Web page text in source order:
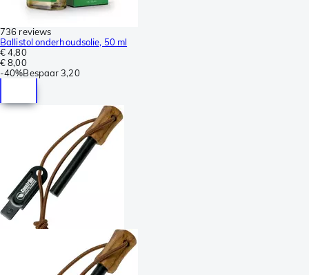
736 reviews
Ballistol onderhoudsolie, 50 ml
€ 4,80
€ 8,00
-40%Bespaar 3,20